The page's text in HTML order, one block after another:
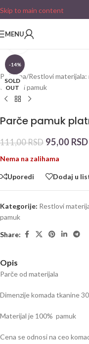
Skip to main content
MENU
-14%
SOLD
OUT
Početna/Restlovi
Restlovi pamuk
Parče pamuk
111,00RSD 95,00 RSD
Nema na zalihama
Uporedi Dodaj u
Kategorije: Restlovi
pamuk
Share:
Opis
Parče od materijala
Dimenzije komada tkanine
Materijal je 100% pamuk
Cena se odnosi na ceo